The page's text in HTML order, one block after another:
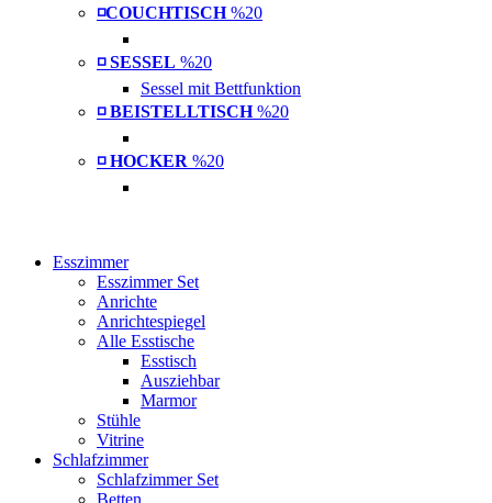
◽COUCHTISCH %20
◽ SESSEL %20
Sessel mit Bettfunktion
◽ BEISTELLTISCH %20
◽ HOCKER %20
Esszimmer
Esszimmer Set
Anrichte
Anrichtespiegel
Alle Esstische
Esstisch
Ausziehbar
Marmor
Stühle
Vitrine
Schlafzimmer
Schlafzimmer Set
Betten